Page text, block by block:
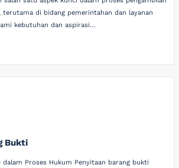
terutama di bidang pemerintahan dan layanan
kebutuhan dan aspirasi…
Bukti
dalam Proses Hukum Penyitaan barang bukti